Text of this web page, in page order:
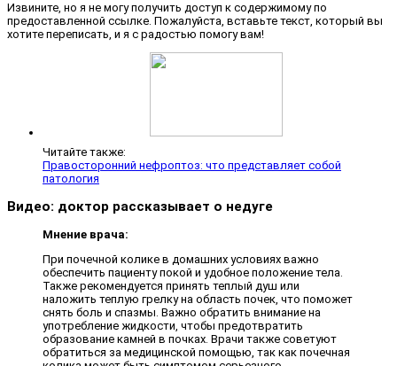
Извините, но я не могу получить доступ к содержимому по
предоставленной ссылке. Пожалуйста, вставьте текст, который вы
хотите переписать, и я с радостью помогу вам!
Читайте также:
Правосторонний нефроптоз: что представляет собой
патология
Видео: доктор рассказывает о недуге
Мнение врача:
При почечной колике в домашних условиях важно
обеспечить пациенту покой и удобное положение тела.
Также рекомендуется принять теплый душ или
наложить теплую грелку на область почек, что поможет
снять боль и спазмы. Важно обратить внимание на
употребление жидкости, чтобы предотвратить
образование камней в почках. Врачи также советуют
обратиться за медицинской помощью, так как почечная